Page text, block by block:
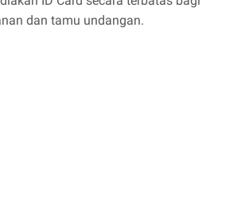
dan tamu undangan.